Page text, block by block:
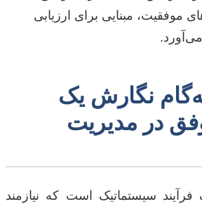
موفقیت، مبنایی برای ارزیابی
نگارش یک
در مدیریت
سیستماتیک است که نیازمند